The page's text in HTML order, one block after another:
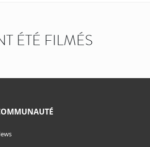
ÉTÉ FILMÉS